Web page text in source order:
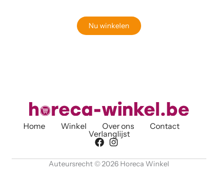
Nu winkelen
Home Winkel Over ons
Contact
Verlanglijst
Auteursrecht © 2026 Horeca Winkel